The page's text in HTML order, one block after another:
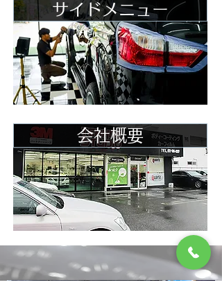
サイドメニュー
会社概要